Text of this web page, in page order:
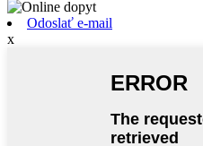
Odoslať e-mail
x